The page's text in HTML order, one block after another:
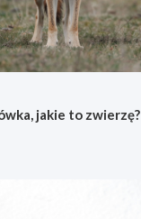
jakie to zwierzę?